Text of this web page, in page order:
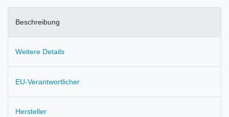
Beschreibung
Weitere Details
EU-Verantwortlicher
Hersteller